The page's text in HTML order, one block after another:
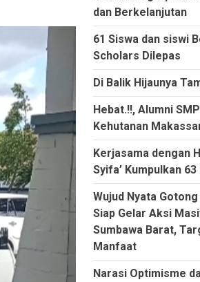
dan Berkelanjutan
61 Siswa dan siswi
Scholars Dilepas
Di Balik Hijaunya
Hebat.!!, Alumni
Kehutanan
Kerjasama dengan
Syifa’ Kumpulkan
Wujud Nyata
Siap Gelar Aksi
Sumbawa Barat,
Manfaat
Narasi Optimisme